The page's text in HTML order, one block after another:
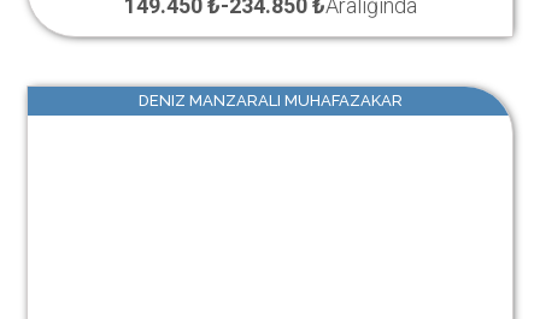
149.450 ₺-234.850 ₺Aralığında
DENIZ MANZARALI MUHAFAZAKAR